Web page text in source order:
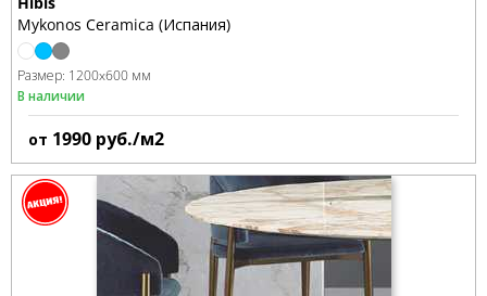
Mykonos Ceramica (Испания)
Размер: 1200x600 мм
В наличии
от 1990 руб./м2